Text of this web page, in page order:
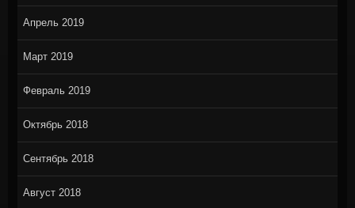
Апрель 2019
Март 2019
Февраль 2019
Октябрь 2018
Сентябрь 2018
Август 2018